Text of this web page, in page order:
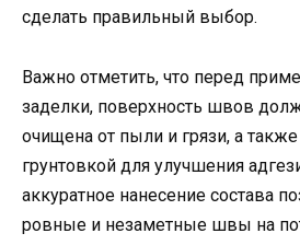
сделать правильный выбор.
Важно отметить, что перед
заделки, поверхность швов
очищена от пыли и грязи, а
грунтовкой для улучшения
аккуратное нанесение состава
ровные и незаметные швы на